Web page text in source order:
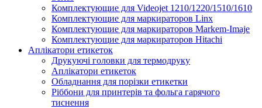
Комплектующие для Videojet 1210/1220/1510/1610
Комплектующие для маркираторов Linx
Комплектующие для маркираторов Markem-Imaje
Комплектующие для маркираторов Hitachi
Аплікатори етикеток
Друкуючі головки для термодруку
Аплікатори етикеток
Обладнання для порізки етикетки
Ріббони для принтерів та фольга гарячого
тиснення